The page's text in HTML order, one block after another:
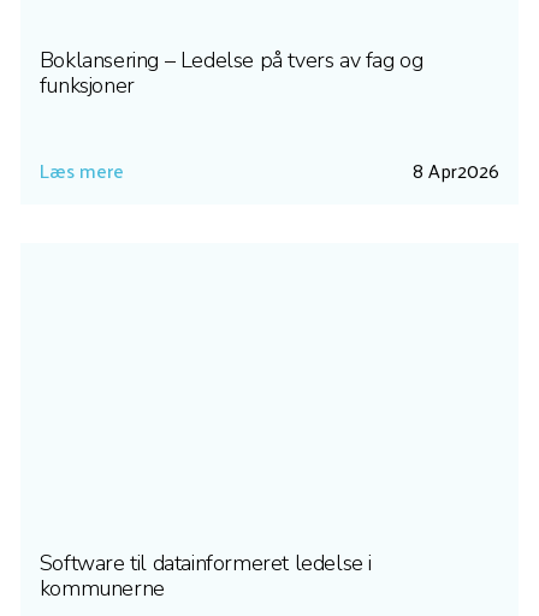
Boklansering – Ledelse på tvers av fag og
funksjoner
Læs mere 8 Apr2026
Software til datainformeret ledelse i
kommunerne